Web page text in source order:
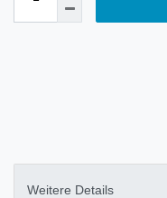
Weitere Details